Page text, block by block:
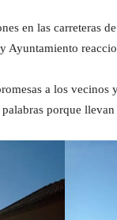
en las carreteras
Ayuntamiento
a los vecinos
porque